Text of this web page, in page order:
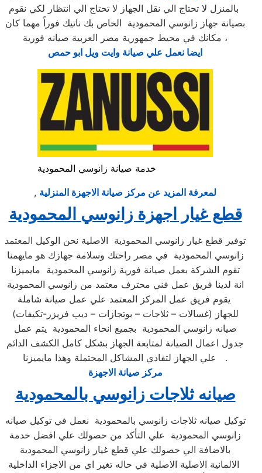
بالمنزل لا تحتاج الي نقل الجهاز لا تحتاج الي انتظار لكي نقوم
بصيانة جهاز زانوسي المحمودية الخاص بك ناتيك فوراً مهما كان
مكانك في محيط جمهورية مصر العربية صيانه فورية ،
ايضا نعمل علي صيانة وايت ويل ابو حمص
خدمة صيانة زانوسي المحمودية
, لمعرفة المزيد عن مركز صيانة الاجهزة المنزلية
قطع غيار اجهزة زانوسي المحمودية
توفير قطع غيار زانوسي المحمودية الاصلية نحن الوكيل المعتمد
زانوسي المحمودية في مصر راحتك وسلامة جهازك هو مايهمنا
تقوم الشركة بعمل صيانة فورية زانوسي المحمودية مايميزنا
انة لدينا فريق عمل فني محترف معتمد من زانوسي المحمودية
يقوم فريق عمل المركز المعتمد علي عمل صيانة شاملة
للجهاز (غسالات – ثلاجات – بوتجازات – ديب فريزر-تكيفات)
صيانه زانوسي المحمودية بجميع انحاء المحمودية يتم عمل
جدول اعمال الصيانة لمتابعة الجهاز بشكل كامل الكشف الدائم
علي الجهاز لتفادي المشاكل المحتملة وهذا مايميزنا .
مركز صيانة الاجهزة
صيانه ثلاجات زانوسي بالمحمودية
توكيل صيانه ثلاجات زانوسي بالمحمودية نعمل في توكيل صيانه
زانوسي المحمودية علي التأكد من حصولك علي افضل خدمة
بالاضافة الي حصولك علي قطع غيار زانوسي المحمودية
الالمانية الاصلية الاصلية في حاله تغير اي من الاجزاء الداخلية